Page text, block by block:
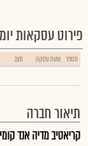
פירוט עסקאות
מספר שעת עסקה מצב
תיאור חברה
קריאטיב מדיה אנד